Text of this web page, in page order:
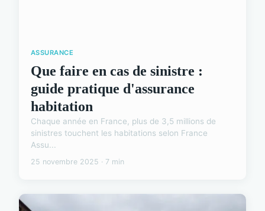
ASSURANCE
Que faire en cas de sinistre :
guide pratique d'assurance
habitation
Chaque année en France, plus de 3,5 millions de
sinistres touchent les habitations selon France
Assu...
25 novembre 2025 · 7 min